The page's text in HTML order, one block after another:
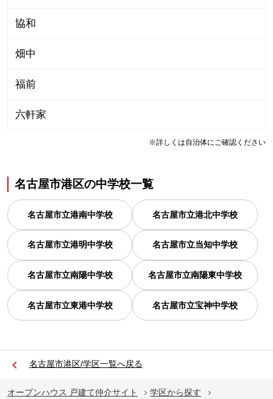
協和
畑中
福前
六軒家
※詳しくは自治体にご確認ください
名古屋市港区の中学校一覧
名古屋市立港南中学校 名古屋市立港北中学校
名古屋市立港明中学校 名古屋市立当知中学校
名古屋市立南陽中学校 名古屋市立南陽東中学校
名古屋市立東港中学校 名古屋市立宝神中学校
名古屋市港区/学区一覧へ戻る
オープンハウス 戸建て仲介サイト
学区から探す